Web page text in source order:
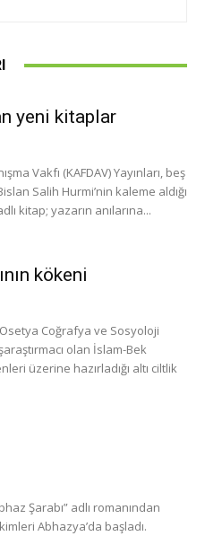
yeni kitaplar
Vakfı (KAFDAV) Yayınları, beş
Salih Hurmi’nin kaleme aldığı
kitap; yazarın anılarına...
kökeni
Coğrafya ve Sosyoloji
olan İslam-Bek
üzerine hazırladığı altı ciltlik
Şarabı” adlı romanından
Abhazya’da başladı.